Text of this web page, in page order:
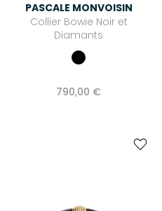
PASCALE MONVOISIN
Collier Bowie Noir et
Diamants
790,00 €